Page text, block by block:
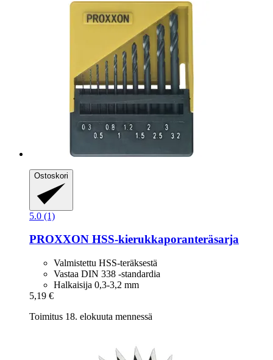
Ostoskori
5.0 (1)
PROXXON HSS-​kierukkaporanteräsarja
Valmistettu HSS-teräksestä
Vastaa DIN 338 -standardia
Halkaisija 0,3-3,2 mm
5,19 €
Toimitus 18. elokuuta mennessä